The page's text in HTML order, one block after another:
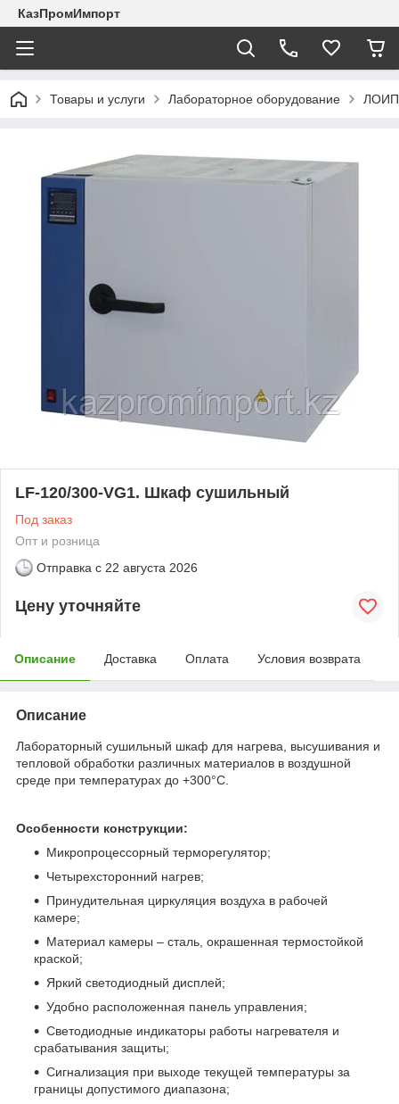
КазПромИмпорт
Товары и услуги Лабораторное оборудование ЛОИП
LF-120/300-VG1. Шкаф сушильный
Под заказ
Опт и розница
Отправка с 22 августа 2026
Цену уточняйте
Описание Доставка Оплата Условия возврата
Описание
Лабораторный сушильный шкаф для нагрева, высушивания и
тепловой обработки различных материалов в воздушной
среде при температурах до +300°С.
Особенности конструкции:
Микропроцессорный терморегулятор;
Четырехсторонний нагрев;
Принудительная циркуляция воздуха в рабочей
камере;
Материал камеры – сталь, окрашенная термостойкой
краской;
Яркий светодиодный дисплей;
Удобно расположенная панель управления;
Светодиодные индикаторы работы нагревателя и
срабатывания защиты;
Сигнализация при выходе текущей температуры за
границы допустимого диапазона;